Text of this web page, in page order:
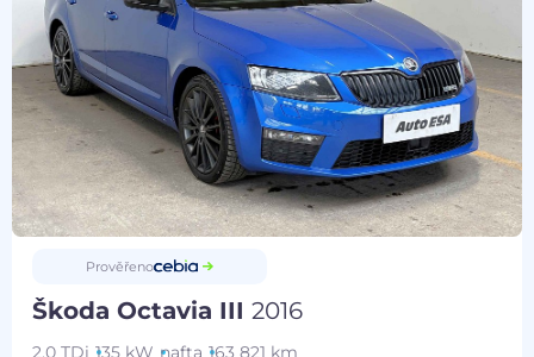
Prověřeno
Škoda Octavia III2016
2.0 TDi 135 kW nafta 163 821 km